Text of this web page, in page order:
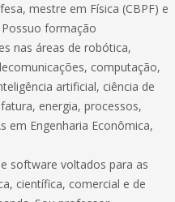
mestre em Física (CBPF) e
formação
nas áreas de robótica,
computação,
artificial, ciência de
energia, processos,
em Engenharia Econômica,
software voltados para as
científica, comercial e de